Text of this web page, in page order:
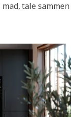
tale sammen